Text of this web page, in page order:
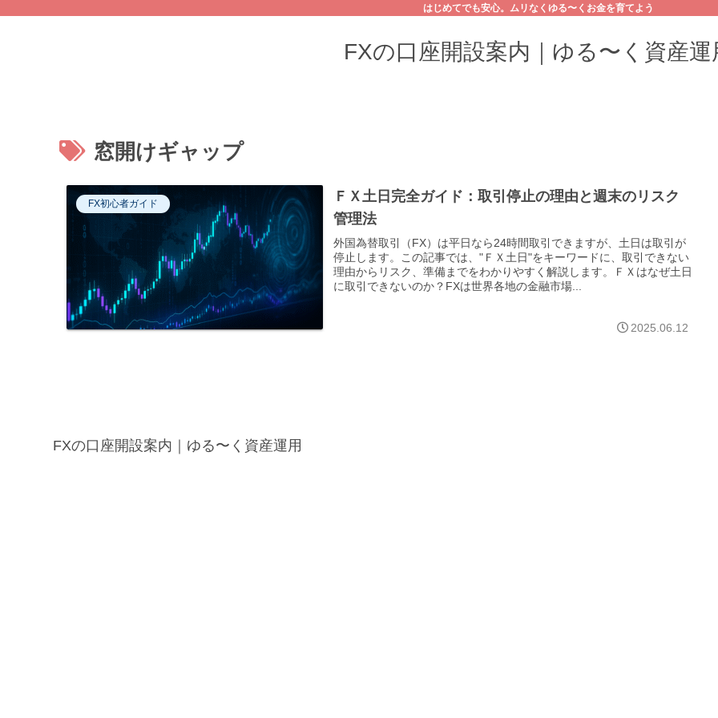
はじめてでも安心。ムリなくゆる〜くお金を育てよう
FXの口座開設案内｜ゆる〜く資産運
窓開けギャップ
FX初心者ガイド
ＦＸ土日完全ガイド：取引停止の理由と週末のリスク
管理法
外国為替取引（FX）は平日なら24時間取引できますが、土日は取引が
停止します。この記事では、"ＦＸ土日"をキーワードに、取引できない
理由からリスク、準備までをわかりやすく解説します。ＦＸはなぜ土日
に取引できないのか？FXは世界各地の金融市場...
2025.06.12
FXの口座開設案内｜ゆる〜く資産運用